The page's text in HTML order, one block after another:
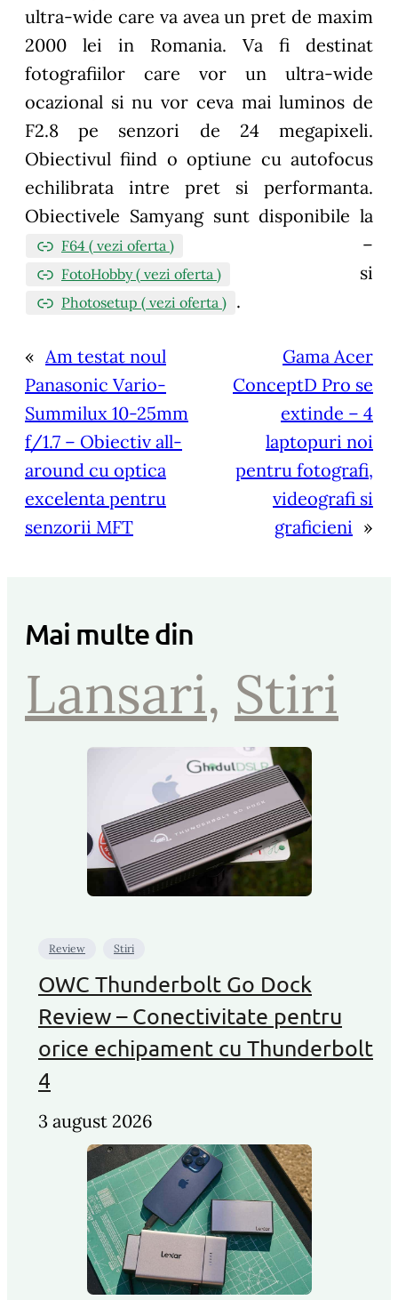
ultra-wide care va avea un pret de maxim
2000 lei in Romania. Va fi destinat
fotografiilor care vor un ultra-wide
ocazional si nu vor ceva mai luminos de
F2.8 pe senzori de 24 megapixeli.
Obiectivul fiind o optiune cu autofocus
echilibrata intre pret si performanta.
Obiectivele Samyang sunt disponibile la
F64 ( vezi oferta ) –
FotoHobby ( vezi oferta ) si
Photosetup ( vezi oferta ) .
« Am testat noul
Panasonic Vario-
Summilux 10-25mm
f/1.7 – Obiectiv all-
around cu optica
excelenta pentru
senzorii MFT
Gama Acer
ConceptD Pro se
extinde – 4
laptopuri noi
pentru fotografi,
videografi si
graficieni »
Mai multe din
Lansari, Stiri
Review Stiri
OWC Thunderbolt Go Dock
Review – Conectivitate pentru
orice echipament cu Thunderbolt
4
3 august 2026